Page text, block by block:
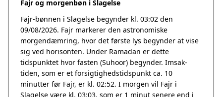
Fajr og morgenbøn i Slagelse
Fajr-bønnen i Slagelse begynder kl. 03:02 den
09/08/2026. Fajr markerer den astronomiske
morgendæmring, hvor det første lys begynder at vise
sig ved horisonten. Under Ramadan er dette
tidspunktet hvor fasten (Suhoor) begynder. Imsak-
tiden, som er et forsigtighedstidspunkt ca. 10
minutter før Fajr, er kl. 02:52. I morgen vil Fajr i
Slagelse være kl. 03:03, som er 1 minut senere end i